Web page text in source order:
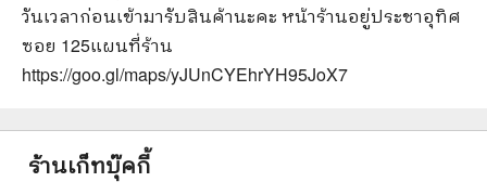
วันเวลาก่อนเข้ามารับสินค้านะคะ หน้าร้านอยู่ประชาอุทิศ
ซอย 125แผนที่ร้าน
https://goo.gl/maps/yJUnCYEhrYH95JoX7
ร้านเก็ทบุ๊คกี้